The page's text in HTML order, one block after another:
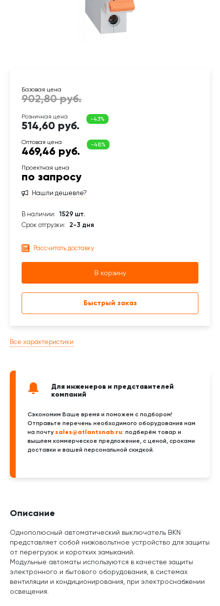
Все характеристики
Для инженеров и представителей
компаний
Сэкономим Ваше время и поможем с подбором!
Отправьте перечень необходимого оборудования нам
на почту sales@atlantsnab.ru: подберём товар и
вышлем коммерческое предложение, с ценой, сроками
доставки и вашей персональной скидкой.
514,60 руб.
469,46 руб.
по запросу
Нашли дешевле?
В наличии: 1529 шт.
Срок отгрузки:
2-3 дня
Рассчитать доставку
В корзину
Быстрый заказ
Описание
Однополюсный автоматический выключатель BKN
представляет собой низковольтное устройство для защиты
от перегрузок и коротких замыканий.
Модульные автоматы используются в качестве защиты
электронного и бытового оборудования, в системах
вентиляции и кондиционирования, при электроснабжении
освещения.